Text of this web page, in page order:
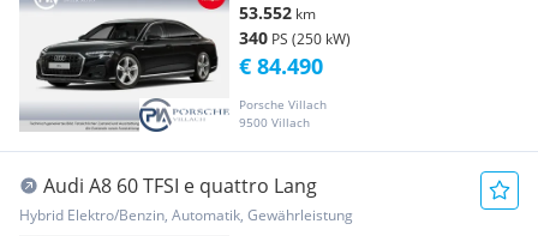
53.552 km
340 PS (250 kW)
Porsche Villach
9500 Villach
€ 84.490
Audi A8 60 TFSI e quattro Lang
Hybrid Elektro/Benzin, Automatik, Gewährleistung